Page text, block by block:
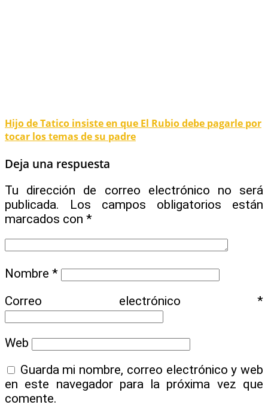
Hijo de Tatico insiste en que El Rubio debe pagarle por
tocar los temas de su padre
Deja una respuesta
Tu dirección de correo electrónico no será
publicada.
Los campos obligatorios están
marcados con *
Nombre *
Correo electrónico *
Web
Guarda mi nombre, correo electrónico y web
en este navegador para la próxima vez que
comente.